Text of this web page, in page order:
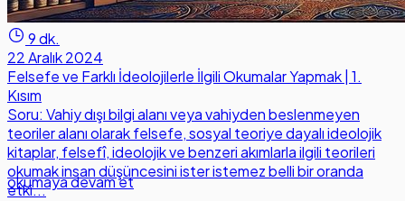
9 dk.
22 Aralık 2024
Felsefe ve Farklı İdeolojilerle İlgili Okumalar Yapmak | 1.
Kısım
Soru: Vahiy dışı bilgi alanı veya vahiyden beslenmeyen
teoriler alanı olarak felsefe, sosyal teoriye dayalı ideolojik
kitaplar, felsefî, ideolojik ve benzeri akımlarla ilgili teorileri
okumak insan düşüncesini ister istemez belli bir oranda
etki...
okumaya devam et